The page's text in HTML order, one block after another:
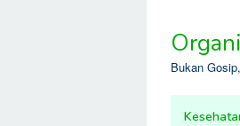
content
Bukan